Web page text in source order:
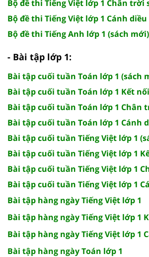
Bộ đề thi Tiếng Việt lớp 1 Chân trời
Bộ đề thi Tiếng Việt lớp 1 Cánh diều
Bộ đề thi Tiếng Anh lớp 1 (sách mới)
- Bài tập lớp 1:
Bài tập cuối tuần Toán lớp 1 (sách
Bài tập cuối tuần Toán lớp 1 Kết
Bài tập cuối tuần Toán lớp 1 Chân
Bài tập cuối tuần Toán lớp 1 Cánh
Bài tập cuối tuần Tiếng Việt lớp 1
Bài tập cuối tuần Tiếng Việt lớp 1
Bài tập cuối tuần Tiếng Việt lớp 1
Bài tập cuối tuần Tiếng Việt lớp 1
Bài tập hàng ngày Tiếng Việt lớp 1
Bài tập hàng ngày Tiếng Việt lớp 1
Bài tập hàng ngày Tiếng Việt lớp 1
Bài tập hàng ngày Toán lớp 1